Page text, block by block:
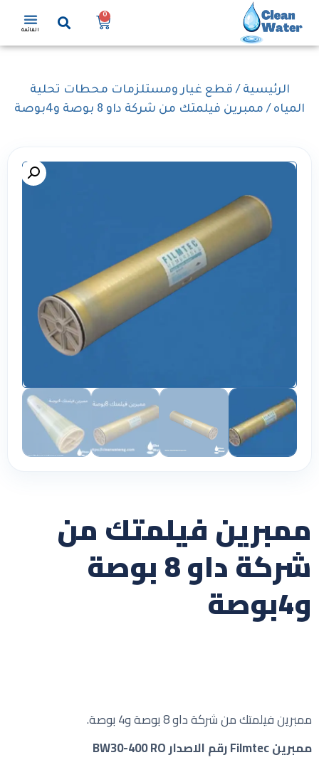
0
القائمة
الرئيسية / قطع غيار ومستلزمات محطات تحلية
المياه / ممبرين فيلمتك من شركة داو 8 بوصة و4بوصة
ممبرين فيلمتك من
شركة داو 8 بوصة
و4بوصة
ممبرين فيلمتك من شركة داو 8 بوصة و4 بوصة.
ممبرين Filmtec رقم الاصدار BW30-400 RO